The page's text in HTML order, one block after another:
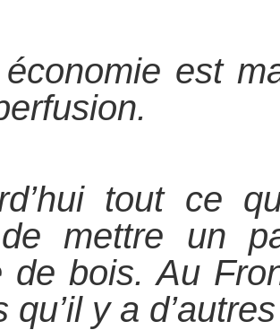
est
tout ce
de mettre un
de bois. Au
qu’il y a